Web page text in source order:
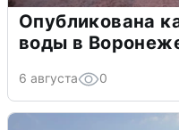
Опубликована
воды в
6 августа 0